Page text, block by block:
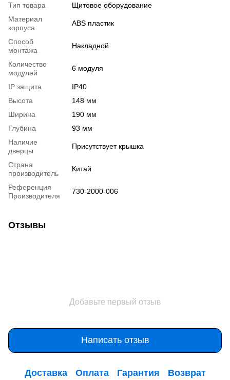
Тип товара
Щитовое оборудование
Материал
корпуса
ABS пластик
Способ
монтажа
Накладной
Количество
модулей
6 модуля
IP защита
IP40
Высота
148 мм
Ширина
190 мм
Глубина
93 мм
Наличие
дверцы
Присутствует крышка
Страна
производитель
Китай
Референция
Производителя
730-2000-006
Отзывы
Добавьте первый отзыв
Написать отзыв
Доставка Оплата Гарантия Возврат